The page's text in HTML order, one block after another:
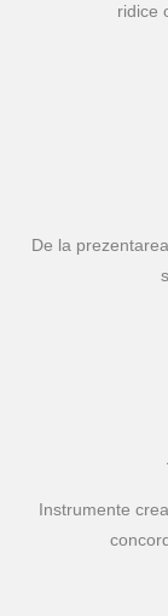
ridice
De la
Instrumente